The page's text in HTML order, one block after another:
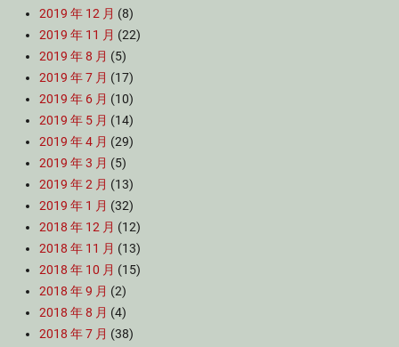
2019 年 12 月 (8)
2019 年 11 月 (22)
2019 年 8 月 (5)
2019 年 7 月 (17)
2019 年 6 月 (10)
2019 年 5 月 (14)
2019 年 4 月 (29)
2019 年 3 月 (5)
2019 年 2 月 (13)
2019 年 1 月 (32)
2018 年 12 月 (12)
2018 年 11 月 (13)
2018 年 10 月 (15)
2018 年 9 月 (2)
2018 年 8 月 (4)
2018 年 7 月 (38)